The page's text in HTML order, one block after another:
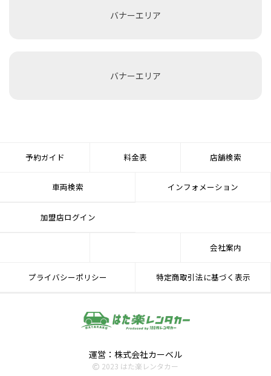
バナーエリア
バナーエリア
予約ガイド 料金表 店舗検索
車両検索 インフォメーション
加盟店ログイン
会社案内
プライバシーポリシー 特定商取引法に基づく表示
運営：株式会社カーベル
2023 はた楽レンタカー